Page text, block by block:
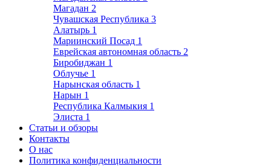
Магадан 2
Чувашская Республика 3
Алатырь 1
Мариинский Посад 1
Еврейская автономная область 2
Биробиджан 1
Облучье 1
Нарынская область 1
Нарын 1
Республика Калмыкия 1
Элиста 1
Статьи и обзоры
Контакты
О нас
Политика конфиденциальности